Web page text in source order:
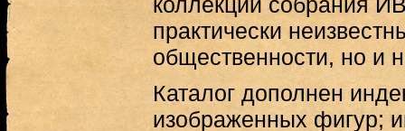
практически
общественности, но и
Каталог дополнен
изображенных фигур;